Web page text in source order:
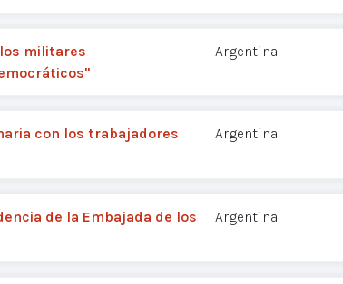
militares
Argentina
con los trabajadores
Argentina
de la Embajada de los
Argentina